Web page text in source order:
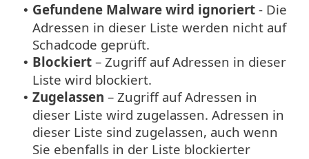
• Gefundene Malware wird ignoriert - Die
Adressen in dieser Liste werden nicht auf
Schadcode geprüft.
• Blockiert – Zugriff auf Adressen in dieser
Liste wird blockiert.
• Zugelassen – Zugriff auf Adressen in
dieser Liste wird zugelassen. Adressen in
dieser Liste sind zugelassen, auch wenn
Sie ebenfalls in der Liste blockierter